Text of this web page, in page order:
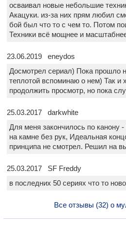
осваивал новые небольшие
Акацуки. из-за них прям любил
бой был что то с чем то. Потом
Техники всё мощнее и
23.06.2019 eneydos
Досмотрел сериал) Пока прошло
теплотой вспоминаю о нем) Так и
продолжить просмотр, но пока
25.03.2017 darkwhite
Для меня закончилось по канону
на камне без рук, Идеальная
принципа не смотрел. Решил на
25.03.2017 SF Freddy
в последних 50 сериях что то
Все отзывы (32) о